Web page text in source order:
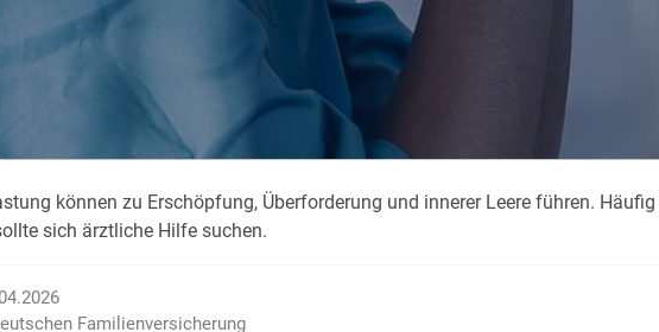
für Kinder
2025
Krank im Urlaub
Reiseapotheke
Packliste Urlaub
Portugal Urlaub
können zu Erschöpfung, Überforderung und innerer Leere führen.
sich ärztliche Hilfe suchen.
Familienversicherung